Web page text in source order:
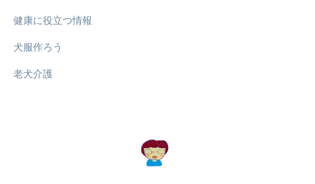
健康に役立つ情報
犬服作ろう
老犬介護